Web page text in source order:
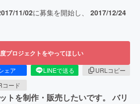
11/02に募集を開始し、 2017/12/24
プロジェクトをやってほしい
ェア LINEで送る
URLコピー
コード
トを制作・販売したいです。 バリ